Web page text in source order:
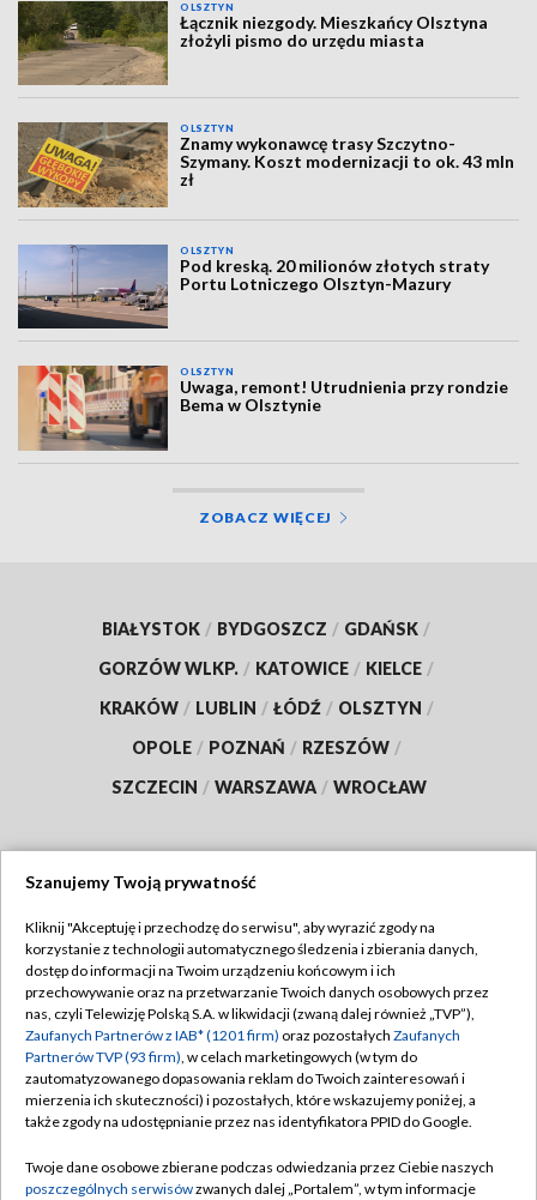
OLSZTYN
Łącznik niezgody. Mieszkańcy Olsztyna
złożyli pismo do urzędu miasta
OLSZTYN
Znamy wykonawcę trasy Szczytno-
Szymany. Koszt modernizacji to ok. 43 mln
zł
OLSZTYN
Pod kreską. 20 milionów złotych straty
Portu Lotniczego Olsztyn-Mazury
OLSZTYN
Uwaga, remont! Utrudnienia przy rondzie
Bema w Olsztynie
ZOBACZ WIĘCEJ
BIAŁYSTOK / BYDGOSZCZ / GDAŃSK /
GORZÓW WLKP. / KATOWICE / KIELCE /
KRAKÓW / LUBLIN / ŁÓDŹ / OLSZTYN /
OPOLE / POZNAŃ / RZESZÓW /
SZCZECIN / WARSZAWA / WROCŁAW
TVP
Abonament TVP
Emisja w TVP
Centrum informacji TVP
Naziemna Telewizja Cyfrowa
Rada Programowa
Regulamin TVP
Polityka prywatności
Moje zgody
Pomoc
Kontakt
Szanujemy Twoją prywatność
Kliknij "Akceptuję i przechodzę do serwisu", aby wyrazić zgody na
korzystanie z technologii automatycznego śledzenia i zbierania danych,
dostęp do informacji na Twoim urządzeniu końcowym i ich
przechowywanie oraz na przetwarzanie Twoich danych osobowych przez
nas, czyli Telewizję Polską S.A. w likwidacji (zwaną dalej również „TVP”),
Zaufanych Partnerów z IAB* (1201 firm) oraz pozostałych Zaufanych
Partnerów TVP (93 firm), w celach marketingowych (w tym do
zautomatyzowanego dopasowania reklam do Twoich zainteresowań i
mierzenia ich skuteczności) i pozostałych, które wskazujemy poniżej, a
także zgody na udostępnianie przez nas identyfikatora PPID do Google.
Twoje dane osobowe zbierane podczas odwiedzania przez Ciebie naszych
poszczególnych serwisówzwanych dalej „Portalem”, w tym informacje